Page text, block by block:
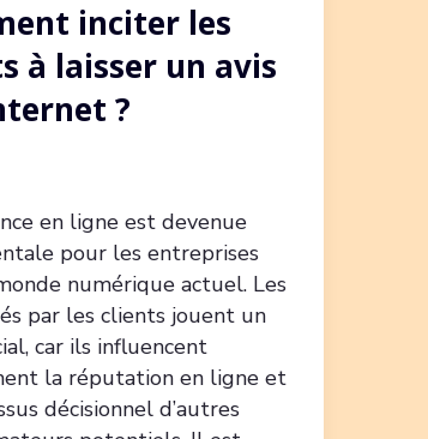
inciter les
à laisser un avis
?
en ligne est devenue
pour les entreprises
numérique actuel. Les
par les clients jouent un
car ils influencent
la réputation en ligne et
décisionnel d’autres